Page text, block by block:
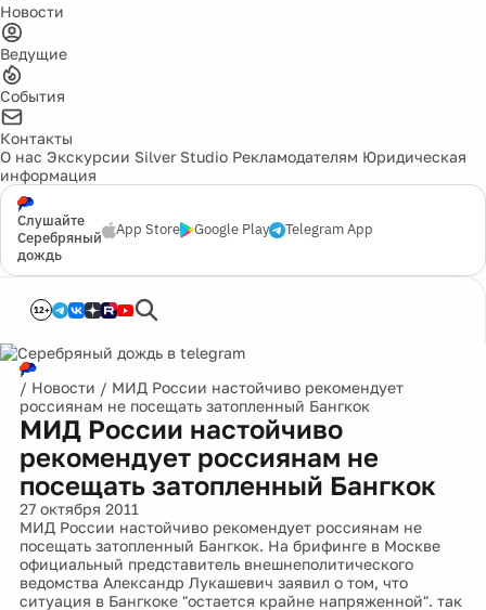
Новости
Ведущие
События
Контакты
О нас Экскурсии Silver Studio Рекламодателям Юридическая
информация
Слушайте
Серебряный
дождь
App Store Google Play Telegram App
12+
/ Новости / МИД России настойчиво рекомендует
россиянам не посещать затопленный Бангкок
МИД России настойчиво
рекомендует россиянам не
посещать затопленный Бангкок
27 октября 2011
МИД России настойчиво рекомендует россиянам не
посещать затопленный Бангкок. На брифинге в Москве
официальный представитель внешнеполитического
ведомства Александр Лукашевич заявил о том, что
ситуация в Бангкоке "остается крайне напряженной". так